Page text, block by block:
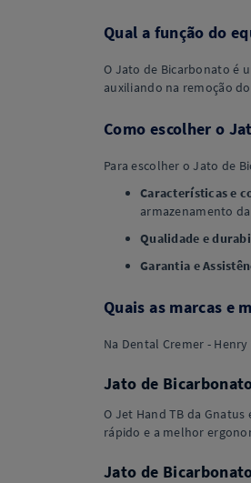
Qual a função do
O Jato de Bicarbonato é
auxiliando na remoção
Como escolher o
Para escolher o Jato de
Características e
armazenamento
Qualidade e
Garantia e
Quais as marcas e
Na Dental Cremer -
Jato de
O Jet Hand TB da
rápido e a melhor
Jato de